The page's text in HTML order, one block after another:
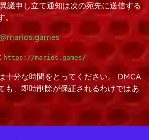
議申し立て通知は次の宛先に送信する
https://marios.games/
十分な時間をとってください。 DMCA
も、即時削除が保証されるわけではあ